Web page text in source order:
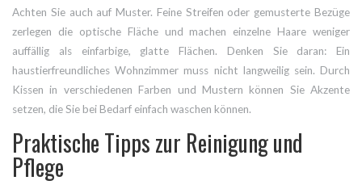
Achten Sie auch auf Muster. Feine Streifen oder gemusterte Bezüge
zerlegen die optische Fläche und machen einzelne Haare weniger
auffällig als einfarbige, glatte Flächen. Denken Sie daran: Ein
haustierfreundliches Wohnzimmer muss nicht langweilig sein. Durch
Kissen in verschiedenen Farben und Mustern können Sie Akzente
setzen, die Sie bei Bedarf einfach waschen können.
Praktische Tipps zur Reinigung und
Pflege